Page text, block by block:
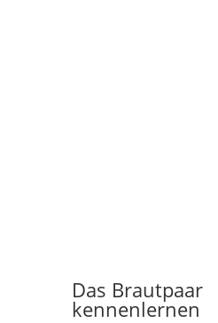
Das Brautpaar
kennenlernen